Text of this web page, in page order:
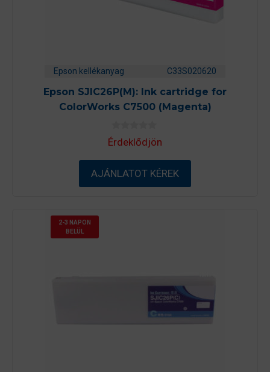
Epson kellékanyag C33S020620
Epson SJIC26P(M): Ink cartridge for
ColorWorks C7500 (Magenta)
0
a
5
-
b
ő
Érdeklődjön
AJÁNLATOT KÉREK
2-3 NAPON
BELÜL